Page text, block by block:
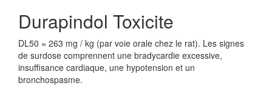
Durapindol Toxicite
DL50 = 263 mg / kg (par voie orale chez le rat). Les signes
de surdose comprennent une bradycardie excessive,
insuffisance cardiaque, une hypotension et un
bronchospasme.